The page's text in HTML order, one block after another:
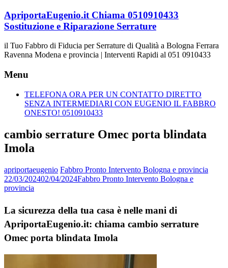
Vai
al
contenuto
ApriportaEugenio.it Chiama 0510910433
Sostituzione e Riparazione Serrature
il Tuo Fabbro di Fiducia per Serrature di Qualità a Bologna Ferrara
Ravenna Modena e provincia | Interventi Rapidi al 051 0910433
Menu
TELEFONA ORA PER UN CONTATTO DIRETTO
SENZA INTERMEDIARI CON EUGENIO IL FABBRO
ONESTO! 0510910433
cambio serrature Omec porta blindata
Imola
apriportaeugenio Fabbro Pronto Intervento Bologna e provincia
22/03/202402/04/2024Fabbro Pronto Intervento Bologna e
provincia
La sicurezza della tua casa è nelle mani di
ApriportaEugenio.it: chiama cambio serrature
Omec porta blindata Imola